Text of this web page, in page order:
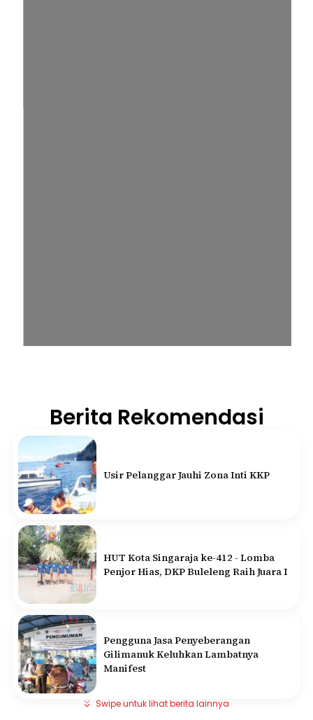
Berita Rekomendasi
Usir Pelanggar Jauhi Zona Inti KKP
HUT Kota Singaraja ke-412 - Lomba
Penjor Hias, DKP Buleleng Raih Juara I
Pengguna Jasa Penyeberangan
Gilimanuk Keluhkan Lambatnya
Manifest
Swipe untuk lihat berita lainnya